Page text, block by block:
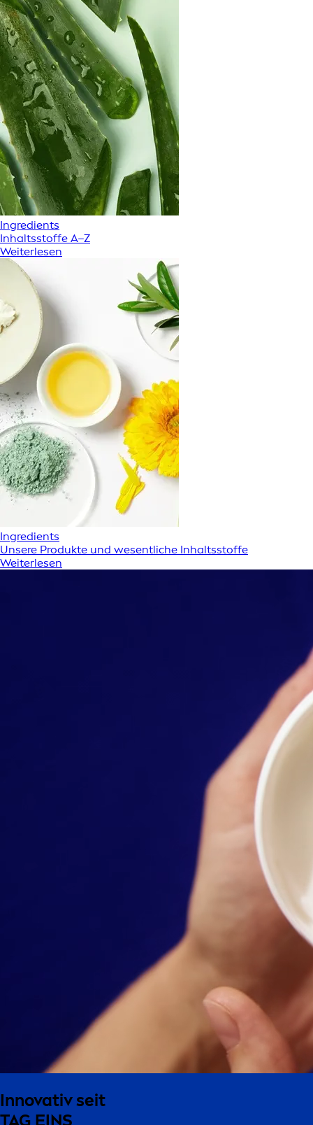
Ingredients
Inhaltsstoffe A–Z
Weiterlesen
Ingredients
Unsere Produkte und wesentliche Inhaltsstoffe
Weiterlesen
Innovativ seit
TAG EINS